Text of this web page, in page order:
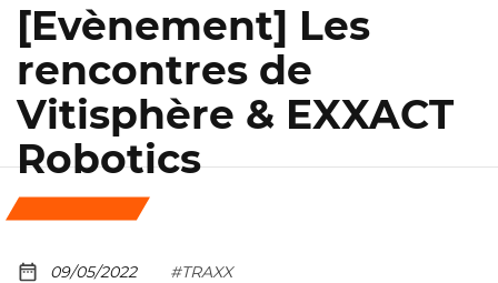
[Evènement] Les
rencontres de
Vitisphère & EXXACT
Robotics
09/05/2022 #TRAXX